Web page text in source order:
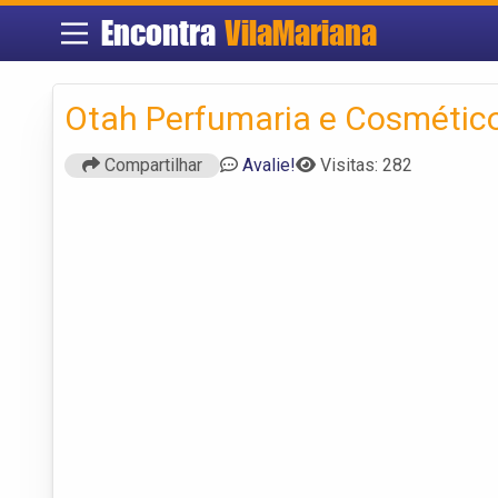
Encontra VilaMariana
Otah Perfumaria e
Compartilhar Avalie! Visitas: 282